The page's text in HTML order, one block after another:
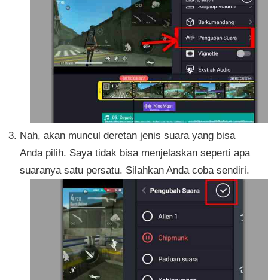
Nah, akan muncul deretan jenis suara yang bisa
Anda pilih. Saya tidak bisa menjelaskan seperti apa
suaranya satu persatu. Silahkan Anda coba sendiri.